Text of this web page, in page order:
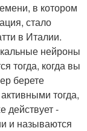
в котором
стало
в Италии.
нейроны
тогда, когда вы
берете
тогда,
действует -
и называются